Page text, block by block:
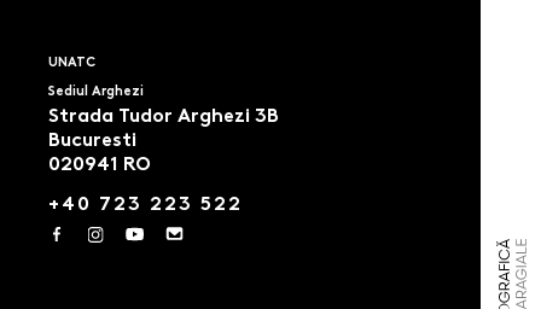
UNATC
Sediul Arghezi
Strada Tudor Arghezi 3B
Bucuresti
020941 RO
+40 723 223 522